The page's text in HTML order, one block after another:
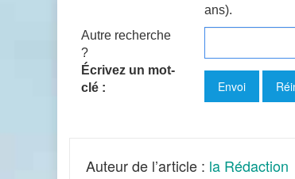
ans).
Autre recherche
?
Écrivez un mot-
clé :
Auteur de l’article : la Rédaction